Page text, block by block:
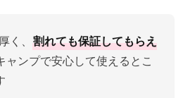
く、 割れても保証してもらえ
ャンプで安心して使えるとこ